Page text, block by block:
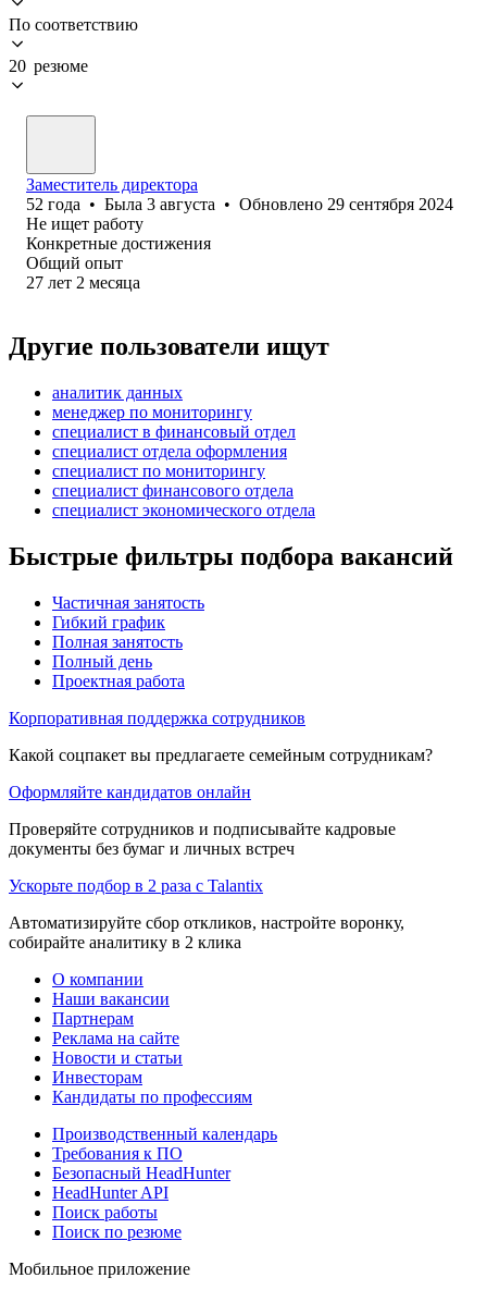
По соответствию
20 резюме
Заместитель директора
52 года • Была 3 августа • Обновлено 29 сентября 2024
Не ищет работу
Конкретные достижения
Общий опыт
27 лет 2 месяца
Другие пользователи ищут
аналитик данных
менеджер по мониторингу
специалист в финансовый отдел
специалист отдела оформления
специалист по мониторингу
специалист финансового отдела
специалист экономического отдела
Быстрые фильтры подбора вакансий
Частичная занятость
Гибкий график
Полная занятость
Полный день
Проектная работа
Корпоративная поддержка сотрудников
Какой соцпакет вы предлагаете семейным сотрудникам?
Оформляйте кандидатов онлайн
Проверяйте сотрудников и подписывайте кадровые
документы без бумаг и личных встреч
Ускорьте подбор в 2 раза с Talantix
Автоматизируйте сбор откликов, настройте воронку,
собирайте аналитику в 2 клика
О компании
Наши вакансии
Партнерам
Реклама на сайте
Новости и статьи
Инвесторам
Кандидаты по профессиям
Производственный календарь
Требования к ПО
Безопасный HeadHunter
HeadHunter API
Поиск работы
Поиск по резюме
Мобильное приложение